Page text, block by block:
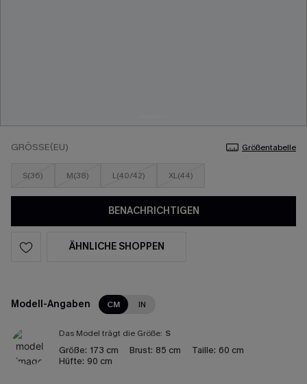
GRÖSSE(EU) Größentabelle
S(36) M(38) L(40/42) XL(44)
BENACHRICHTIGEN
ÄHNLICHE SHOPPEN
Modell-Angaben CM IN
Das Model trägt die Größe: S
Größe: 173 cm Brust: 85 cm Taille: 60 cm
Hüfte: 90 cm